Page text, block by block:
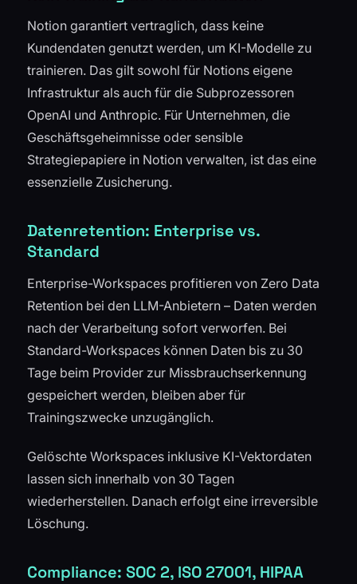
Notion garantiert vertraglich, dass keine
Kundendaten genutzt werden, um KI-Modelle zu
trainieren. Das gilt sowohl für Notions eigene
Infrastruktur als auch für die Subprozessoren
OpenAI und Anthropic. Für Unternehmen, die
Geschäftsgeheimnisse oder sensible
Strategiepapiere in Notion verwalten, ist das eine
essenzielle Zusicherung.
Datenretention: Enterprise vs.
Standard
Enterprise-Workspaces profitieren von Zero Data
Retention bei den LLM-Anbietern – Daten werden
nach der Verarbeitung sofort verworfen. Bei
Standard-Workspaces können Daten bis zu 30
Tage beim Provider zur Missbrauchserkennung
gespeichert werden, bleiben aber für
Trainingszwecke unzugänglich.
Gelöschte Workspaces inklusive KI-Vektordaten
lassen sich innerhalb von 30 Tagen
wiederherstellen. Danach erfolgt eine irreversible
Löschung.
Compliance: SOC 2, ISO 27001, HIPAA